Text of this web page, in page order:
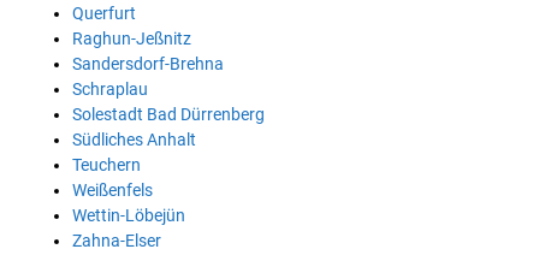
Querfurt
Raghun-Jeßnitz
Sandersdorf-Brehna
Schraplau
Solestadt Bad Dürrenberg
Südliches Anhalt
Teuchern
Weißenfels
Wettin-Löbejün
Zahna-Elser